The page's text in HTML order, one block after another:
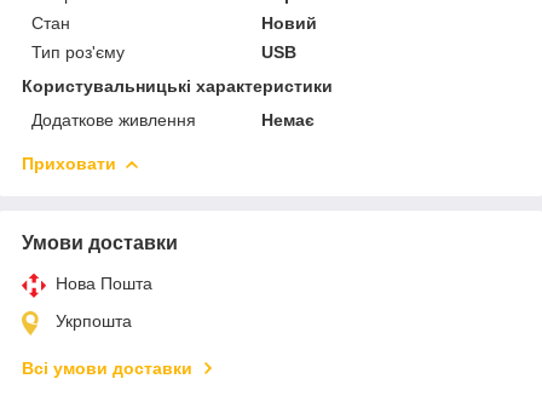
Стан
Новий
Тип роз'єму
USB
Користувальницькі характеристики
Додаткове живлення
Немає
Приховати
Умови доставки
Нова Пошта
Укрпошта
Всі умови доставки